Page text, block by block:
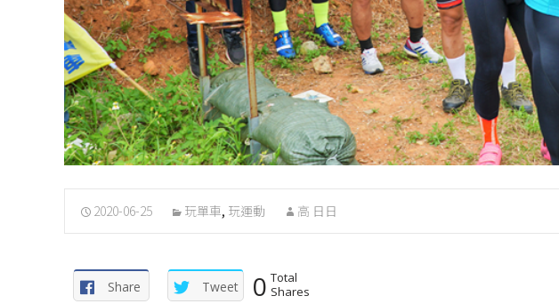
2020-06-25 玩單車, 玩運動 高 日日
Share Tweet 0 Total
Shares